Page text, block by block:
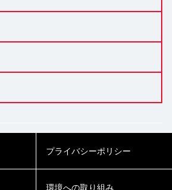
プライバシーポリシー
環境への取り組み